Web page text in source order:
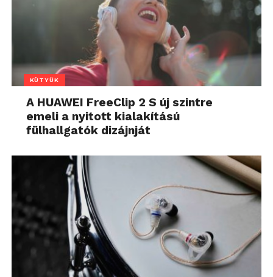
KÜTYÜK
A HUAWEI FreeClip 2 S új szintre
emeli a nyitott kialakítású
fülhallgatók dizájnját